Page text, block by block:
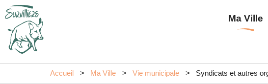
Menu
Ma Ville
Accueil Ma Ville Vie municipale Syndicats et autres